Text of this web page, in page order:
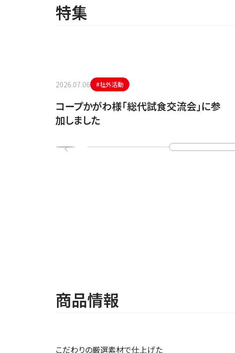
特集
2026.07.06 #社外活動
コープかがわ様「総代試食交流会」に参
加しました
商品情報
こだわりの厳選素材で仕上げた